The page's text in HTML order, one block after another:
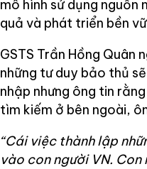
mô hình sử dụng
quả và phát triển bền
GSTS Trần Hồng
những tư duy bảo thủ
nhập nhưng ông tin
tìm kiếm ở bên ngoài,
“Cái việc thành lập
vào con người VN.